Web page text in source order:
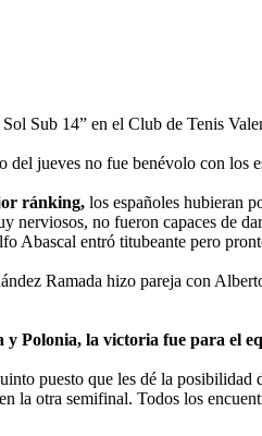
Sub 14” en el Club de Tenis
del jueves no fue benévolo con los
ránking, los españoles hubieran
nerviosos, no fueron capaces de
entró titubeante pero
Ramada hizo pareja con
y Polonia, la victoria fue para el
puesto que les dé la posibilidad
en la otra semifinal. Todos los